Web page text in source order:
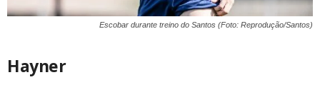
Escobar durante treino do Santos (Foto: Reprodução/Santos)
Hayner